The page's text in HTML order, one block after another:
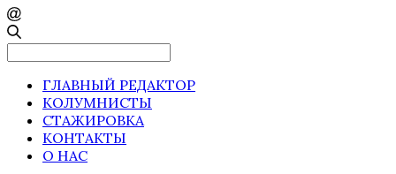
ГЛАВНЫЙ РЕДАКТОР
КОЛУМНИСТЫ
СТАЖИРОВКА
КОНТАКТЫ
О НАС